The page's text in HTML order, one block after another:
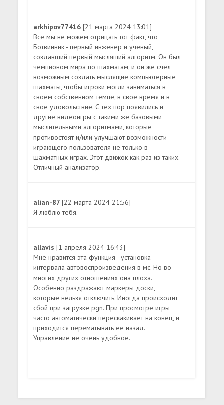
arkhipov77416[21 марта 2024 13:01]
Все мы не можем отрицать тот факт, что
Ботвинник - первый инженер и ученый,
создавший первый мыслящий алгоритм. Он был
чемпионом мира по шахматам, и он же счел
возможным создать мыслящие компьютерные
шахматы, чтобы игроки могли заниматься в
своем собственном темпе, в свое время и в
свое удовольствие. С тех пор появились и
другие видеоигры с такими же базовыми
мыслительными алгоритмами, которые
противостоят и/или улучшают возможности
играющего пользователя не только в
шахматных играх. Этот движок как раз из таких.
Отличный анализатор.
alian-87[22 марта 2024 21:56]
Я люблю тебя.
allavis[1 апреля 2024 16:43]
Мне нравится эта функция - установка
интервала автовоспроизведения в мс. Но во
многих других отношениях она плоха.
Особенно раздражают маркеры доски,
которые нельзя отключить. Иногда происходит
сбой при загрузке pgn. При просмотре игры
часто автоматически перескакивает на конец, и
приходится перематывать ее назад.
Управление не очень удобное.